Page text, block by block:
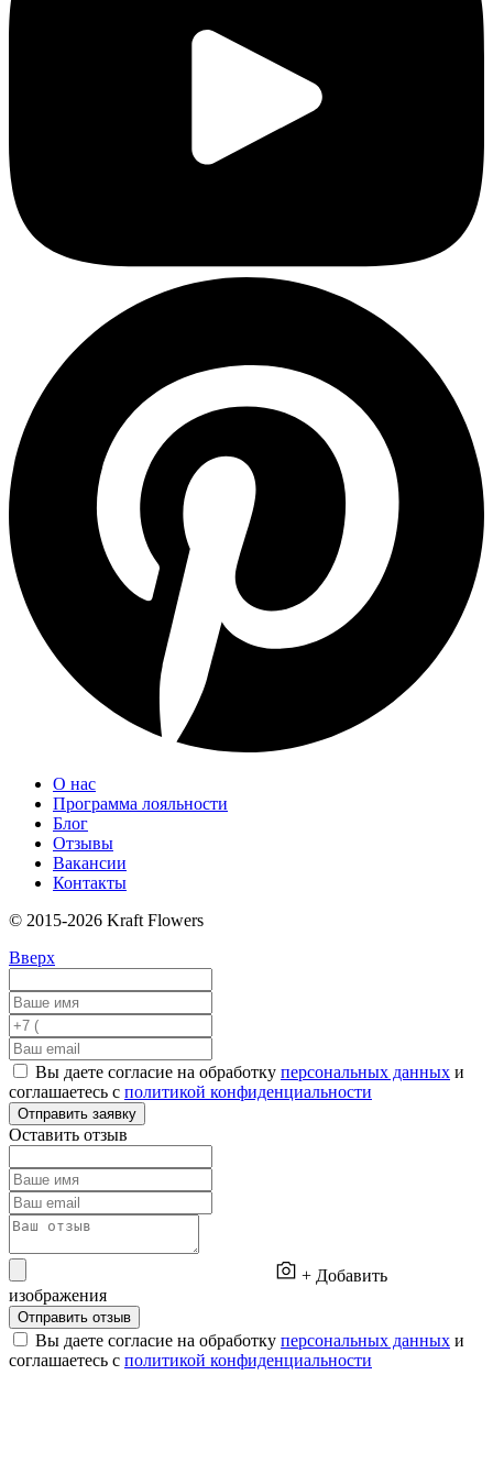
О нас
Программа лояльности
Блог
Отзывы
Вакансии
Контакты
© 2015-2026 Kraft Flowers
Вверх
Вы даете согласие на обработку персональных данных и
соглашаетесь с политикой конфиденциальности
Отправить заявку
Оставить отзыв
+ Добавить
изображения
Отправить отзыв
Вы даете согласие на обработку персональных данных и
соглашаетесь с политикой конфиденциальности